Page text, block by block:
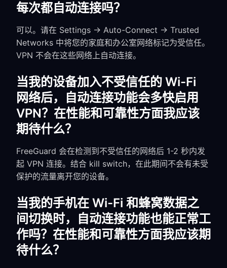
每次都自动连接吗？
可以。请在 Settings → Auto-Connect → Trusted
Networks 中将您的家庭和办公室网络标记为受信任。
VPN 不会在这些网络上自动连接。
当我的设备加入不受信任的 Wi-Fi
网络后，自动连接功能会多快启用
VPN？在性能和可靠性方面我应该
期待什么？
FreeGuard 会在检测到不受信任的网络后 1-2 秒内发
起 VPN 连接。结合 kill switch，在此期间不会有未受
保护的流量离开您的设备。
当我的手机在 Wi-Fi 和蜂窝数据之
间切换时，自动连接功能也能正常工
作吗？在性能和可靠性方面我应该期
待什么？